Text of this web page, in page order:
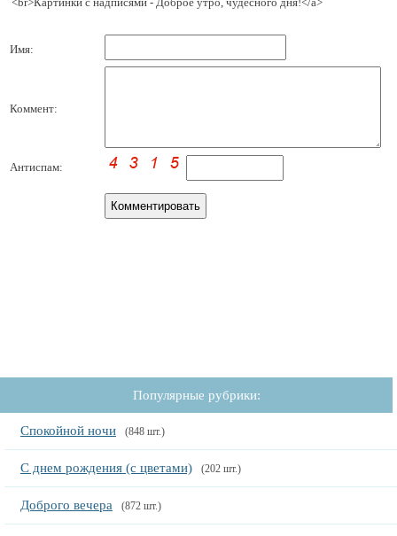
Имя:
Коммент:
Антиспам:
Популярные рубрики:
Спокойной ночи (848 шт.)
С днем рождения (с цветами) (202 шт.)
Доброго вечера (872 шт.)